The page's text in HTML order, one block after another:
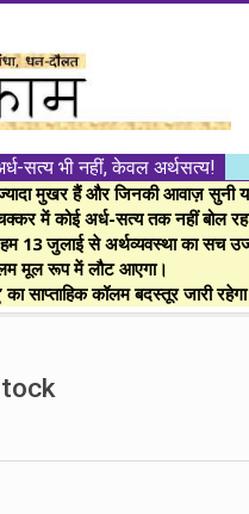
सत्य भी नहीं, केवल अर्थसत्य!
मुखर हैं और जिनकी आवाज़ सुनी
में कोई अर्ध-सत्य तक नहीं बोल
13 जुलाई से अर्थव्यवस्था का सच
मूल रूप में लौट आएगा।
का साप्ताहिक कॉलम बदस्तूर जारी